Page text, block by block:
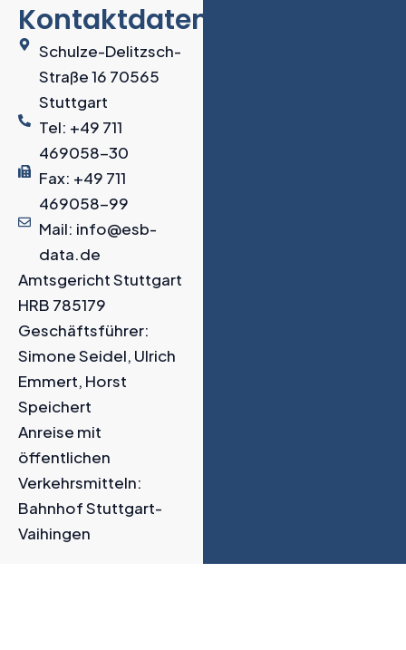
Kontaktdaten
Schulze-Delitzsch-
Straße 16 70565
Stuttgart
Tel: +49 711
469058-30
Fax: +49 711
469058-99
Mail: info@esb-
data.de
Amtsgericht Stuttgart
HRB 785179
Geschäftsführer:
Simone Seidel, Ulrich
Emmert, Horst
Speichert
Anreise mit
öffentlichen
Verkehrsmitteln:
Bahnhof Stuttgart-
Vaihingen